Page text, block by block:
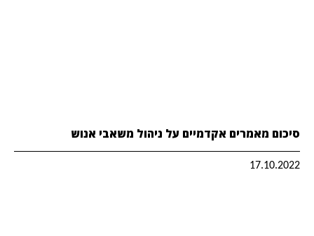
סיכום מאמרים אקדמיים על ניהול משאבי אנוש
17.10.2022